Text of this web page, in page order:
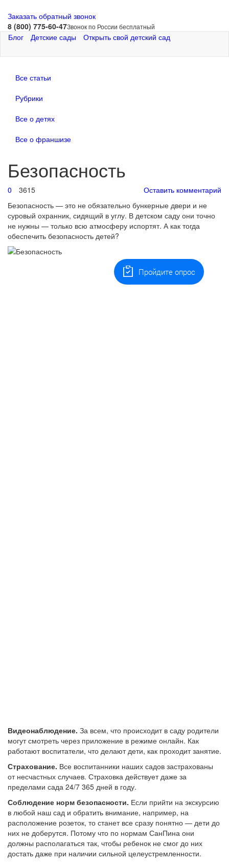
Заказать обратный звонок
8 (800) 775-60-47Звонок по России бесплатный
Блог Детские сады Открыть свой детский сад
Все статьи
Рубрики
Все о детях
Все о франшизе
Безопасность
Оставить комментарий
0
3615
Безопасность — это не обязательно бункерные двери и не
суровый охранник, сидящий в углу. В детском саду они точно
не нужны — только всю атмосферу испортят. А как тогда
обеспечить безопасность детей?
Видеонаблюдение. За всем, что происходит в саду родители
могут смотреть через приложение в режиме онлайн. Как
работают воспитатели, что делают дети, как проходит занятие.
Страхование. Все воспитанники наших садов застрахованы
от несчастных случаев. Страховка действует даже за
пределами сада 24/7 365 дней в году.
Соблюдение норм безопасности. Если прийти на экскурсию
в любой наш сад и обратить внимание, например, на
расположение розеток, то станет все сразу понятно — дети до
них не доберутся. Потому что по нормам СанПина они
должны располагаться так, чтобы ребенок не смог до них
достать даже при наличии сильной целеустремленности.
Пройдите опрос